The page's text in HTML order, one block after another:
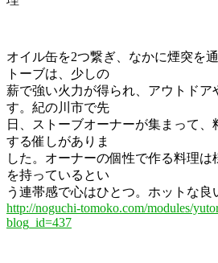
オイル缶を2つ繋ぎ、なかに煙突を
トーブは、少しの
薪で強い火力が得られ、アウトドア
す。紀の川市で先
日、ストーブオーナーが集まって
する催しがありま
した。オーナーの個性で作る料理
を持っているとい
う連帯感で心はひとつ。ホットな良
http://noguchi-tomoko.com/modules/
blog_id=437